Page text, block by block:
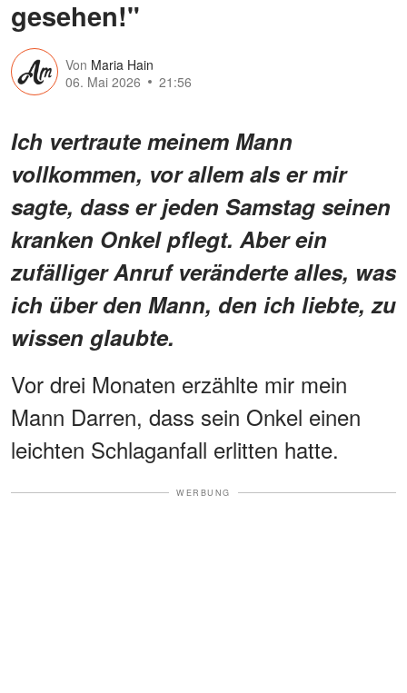
gesehen!"
Von Maria Hain
06. Mai 2026
21:56
Ich vertraute meinem Mann
vollkommen, vor allem als er mir
sagte, dass er jeden Samstag seinen
kranken Onkel pflegt. Aber ein
zufälliger Anruf veränderte alles, was
ich über den Mann, den ich liebte, zu
wissen glaubte.
Vor drei Monaten erzählte mir mein
Mann Darren, dass sein Onkel einen
leichten Schlaganfall erlitten hatte.
WERBUNG